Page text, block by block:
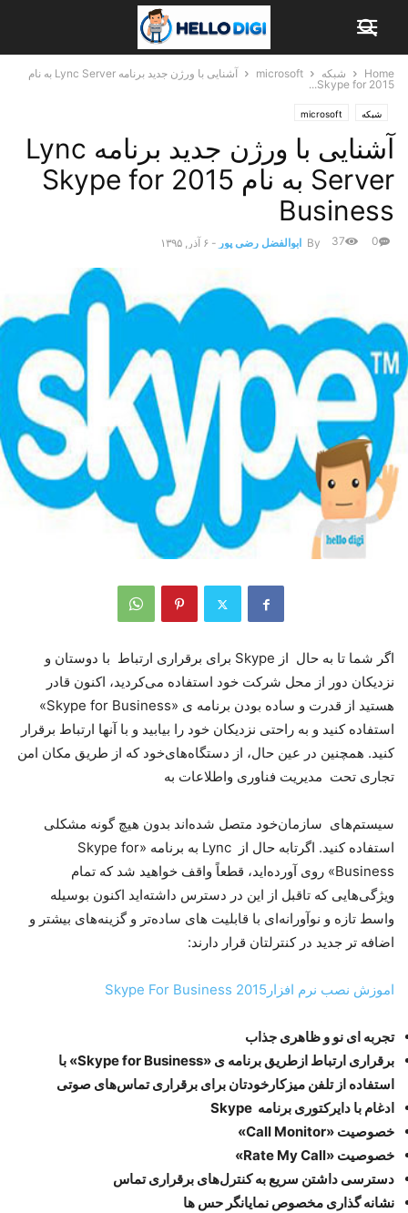
Home شبکه microsoft
آشنایی با ورژن جدید برنامه Lync Server به نام
2015 Skype for...
شبکه microsoft
آشنایی با ورژن جدید برنامه Lync
Server به نام 2015 Skype for
Business
By ابوالفضل رضی پور - ۶ آذر, ۱۳۹۵ 0
37
اگر شما تا به حال از Skype برای برقراری ارتباط با دوستان و
نزدیکان دور از محل شرکت خود استفاده می‌کردید، اکنون قادر
هستید از قدرت و ساده بودن برنامه ی «Skype for Business»
استفاده کنید و به راحتی نزدیکان خود را بیابید و با آنها ارتباط برقرار
کنید. همچنین در عین حال، از دستگاه‌های‌خود که از طریق مکان امن
تجاری تحت مدیریت فناوری واطلاعات به
سیستم‌های سازمان‌خود متصل شده‌اند بدون هیچ گونه مشکلی
استفاده کنید. اگرتابه حال از Lync به برنامه «Skype for
Business» روی آورده‌اید، قطعاً واقف خواهید شد که تمام
ویژگی‌هایی که تاقبل از این در دسترس داشته‌اید اکنون بوسیله
واسط تازه و نوآورانه‌ای با قابلیت های ساده‌تر و گزینه‌های بیشتر و
اضافه تر جدید در کنترلتان قرار دارند:
اموزش نصب ﻧﺮم اﻓﺰار2015 Skype For Business
تجربه ای نو و ظاهری جذاب
برقراری ارتباط ازطریق برنامه ی «Skype for Business» با
استفاده از تلفن میز‌کارخودتان برای برقراری تماس‌های صوتی
ادغام با دایرکتوری برنامه Skype
خصوصیت «Call Monitor»
خصوصیت «Rate My Call»
دسترسی داشتن سریع به کنترل‌های برقراری تماس
نشانه گذاری مخصوص نمایانگر حس ها